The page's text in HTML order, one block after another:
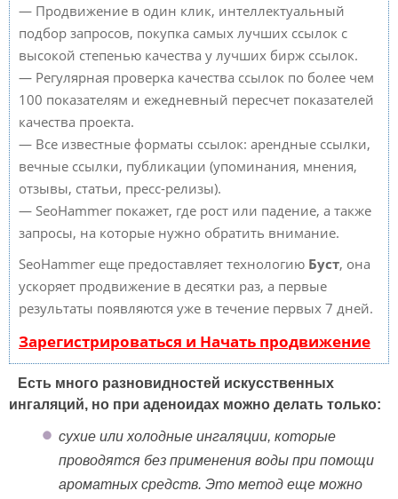
— Продвижение в один клик, интеллектуальный
подбор запросов, покупка самых лучших ссылок с
высокой степенью качества у лучших бирж ссылок.
— Регулярная проверка качества ссылок по более чем
100 показателям и ежедневный пересчет показателей
качества проекта.
— Все известные форматы ссылок: арендные ссылки,
вечные ссылки, публикации (упоминания, мнения,
отзывы, статьи, пресс-релизы).
— SeoHammer покажет, где рост или падение, а также
запросы, на которые нужно обратить внимание.
SeoHammer еще предоставляет технологию Буст, она
ускоряет продвижение в десятки раз, а первые
результаты появляются уже в течение первых 7 дней.
Зарегистрироваться и Начать продвижение
Есть много разновидностей искусственных
ингаляций, но при аденоидах можно делать только:
сухие или холодные ингаляции, которые
проводятся без применения воды при помощи
ароматных средств. Это метод еще можно